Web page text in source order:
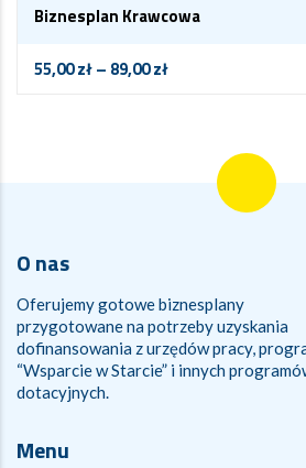
Biznesplan Krawcowa
55,00zł– 89,00zł
O nas
Oferujemy gotowe biznesplany
przygotowane na potrzeby uzyskania
dofinansowania z urzędów pracy,
“Wsparcie w Starcie” i innych
dotacyjnych.
Menu